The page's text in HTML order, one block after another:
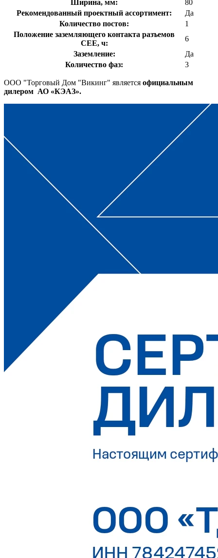
Ширина, мм:
80
Рекомендованный проектный ассортимент:
Да
Количество постов:
1
Положение заземляющего контакта разъемов
CEE, ч:
6
Заземление:
Да
Количество фаз:
3
ООО "Торговый Дом "Викинг" является официальным
дилером АО «КЭАЗ».